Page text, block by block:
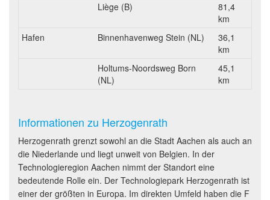
Liège (B)
81,4
km
Hafen
Binnenhavenweg Stein (NL)
36,1
km
Holtums-Noordsweg Born
(NL)
45,1
km
Informationen zu Herzogenrath
Herzogenrath grenzt sowohl an die Stadt Aachen als auch an
die Niederlande und liegt unweit von Belgien. In der
Technologieregion Aachen nimmt der Standort eine
bedeutende Rolle ein. Der Technologiepark Herzogenrath ist
einer der größten in Europa. Im direkten Umfeld haben die F